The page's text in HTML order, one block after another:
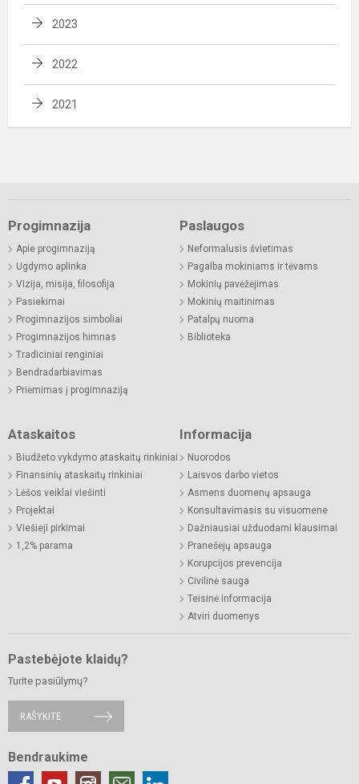
2023
2022
2021
Progimnazija
Apie progimnaziją
Ugdymo aplinka
Vizija, misija, filosofija
Pasiekimai
Progimnazijos simboliai
Progimnazijos himnas
Tradiciniai renginiai
Bendradarbiavimas
Priėmimas į progimnaziją
Paslaugos
Neformalusis švietimas
Pagalba mokiniams ir tėvams
Mokinių pavėžėjimas
Mokinių maitinimas
Patalpų nuoma
Biblioteka
Ataskaitos
Biudžeto vykdymo ataskaitų rinkiniai
Finansinių ataskaitų rinkiniai
Lėšos veiklai viešinti
Projektai
Viešieji pirkimai
1,2% parama
Informacija
Nuorodos
Laisvos darbo vietos
Asmens duomenų apsauga
Konsultavimasis su visuomene
Dažniausiai užduodami klausimai
Pranešėjų apsauga
Korupcijos prevencija
Civilinė sauga
Teisinė informacija
Atviri duomenys
Pastebėjote klaidų?
Turite pasiūlymų?
RAŠYKITE
Bendraukime